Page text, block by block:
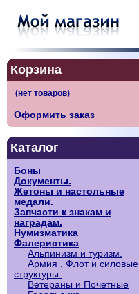
Корзина
Оформить заказ
Каталог
Боны
Документы.
Жетоны и настольные
медали.
Запчасти к знакам и
наградам.
Нумизматика
Фалеристика
Альпинизм и туризм.
Армия , Флот и силовые
структуры.
Ветераны и Почетные